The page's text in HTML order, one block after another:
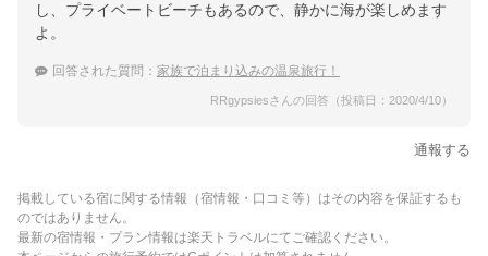
し、プライベートビーチもあるので、静かに海が楽しめます
よ。
回答された質問： 家族で泊まり込みの温泉旅行！
RRgypsiesさんの回答（投稿日：2020/4/10）
通報する
掲載している宿に関する情報（宿情報・口コミ等）はその内容を保証するも
のではありません。
最新の宿情報・プラン情報は楽天トラベルにてご確認ください。